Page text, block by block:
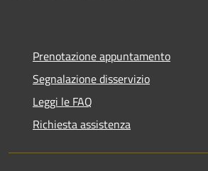
Prenotazione appuntamento
Segnalazione disservizio
Leggi le FAQ
Richiesta assistenza